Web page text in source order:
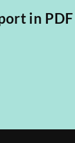
in PDF